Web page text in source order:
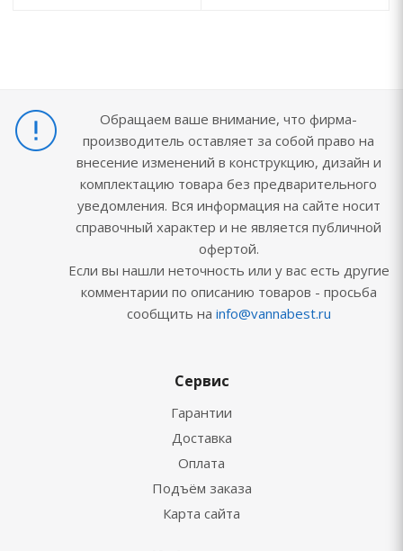
Обращаем ваше внимание, что фирма-
производитель оставляет за собой право на
внесение изменений в конструкцию, дизайн и
комплектацию товара без предварительного
уведомления. Вся информация на сайте носит
справочный характер и не является публичной
офертой.
Если вы нашли неточность или у вас есть другие
комментарии по описанию товаров - просьба
сообщить на info@vannabest.ru
Сервис
Гарантии
Доставка
Оплата
Подъём заказа
Карта сайта